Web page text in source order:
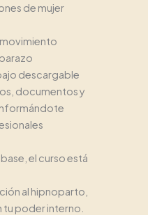
de mujer
movimiento
descargable
documentos y
el curso está
al hipnoparto,
poder interno.